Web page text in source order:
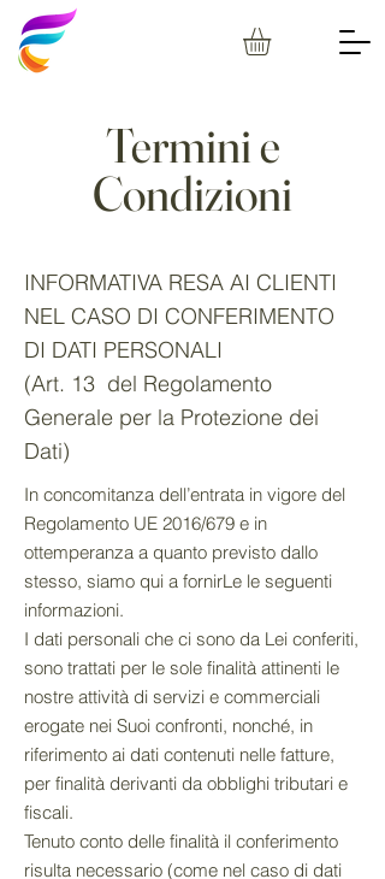
Termini e
Condizioni
INFORMATIVA RESA AI CLIENTI
NEL CASO DI CONFERIMENTO
DI DATI PERSONALI
(Art. 13 del Regolamento
Generale per la Protezione dei
Dati)
In concomitanza dell’entrata in vigore del
Regolamento UE 2016/679 e in
ottemperanza a quanto previsto dallo
stesso, siamo qui a fornirLe le seguenti
informazioni.
I dati personali che ci sono da Lei conferiti,
sono trattati per le sole finalità attinenti le
nostre attività di servizi e commerciali
erogate nei Suoi confronti, nonché, in
riferimento ai dati contenuti nelle fatture,
per finalità derivanti da obblighi tributari e
fiscali.
Tenuto conto delle finalità il conferimento
risulta necessario (come nel caso di dati